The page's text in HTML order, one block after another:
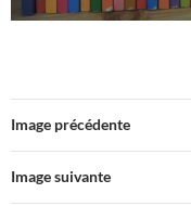
Image précédente
Image suivante